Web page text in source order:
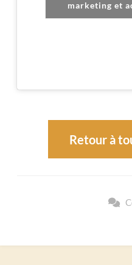
marketing et
Retour à